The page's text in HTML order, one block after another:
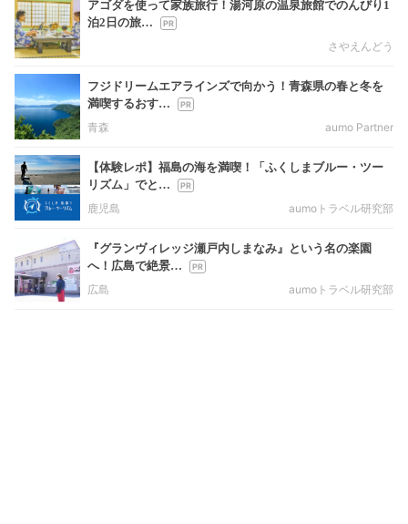
アゴダを使って家族旅行！湯河原の温泉旅館でのんびり1
泊2日の旅…
さやえんどう
フジドリームエアラインズで向かう！青森県の春と冬を
満喫するおす…
青森
aumo Partner
【体験レポ】福島の海を満喫！「ふくしまブルー・ツー
リズム」でと…
鹿児島
aumoトラベル研究部
『グランヴィレッジ瀬戸内しまなみ』という名の楽園
へ！広島で絶景…
広島
aumoトラベル研究部